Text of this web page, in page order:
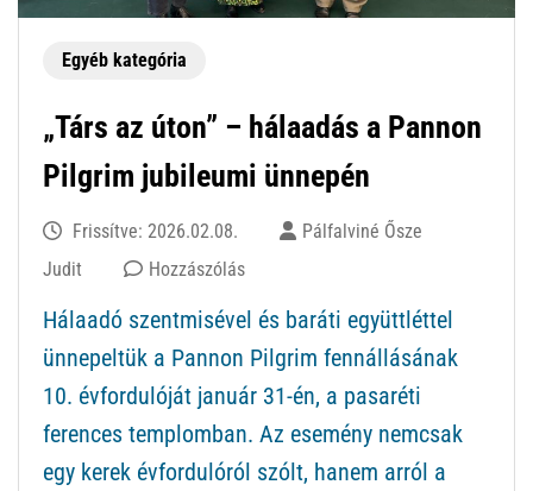
Egyéb kategória
„Társ az úton” – hálaadás a Pannon
Pilgrim jubileumi ünnepén
Frissítve: 2026.02.08.
Pálfalviné Ősze
Judit
Hozzászólásekkor:
„Társ
az
úton”
hálaadás
Hálaadó szentmisével és baráti együttléttel
ünnepeltük a Pannon Pilgrim fennállásának
10. évfordulóját január 31-én, a pasaréti
ferences templomban. Az esemény nemcsak
egy kerek évfordulóról szólt, hanem arról a